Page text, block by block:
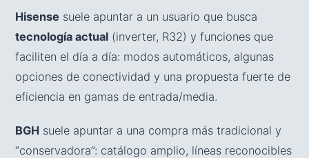
Hisense suele apuntar a un usuario que busca
tecnología actual (inverter, R32) y funciones que
faciliten el día a día: modos automáticos, algunas
opciones de conectividad y una propuesta fuerte de
eficiencia en gamas de entrada/media.
BGH suele apuntar a una compra más tradicional y
“conservadora”: catálogo amplio, líneas reconocibles